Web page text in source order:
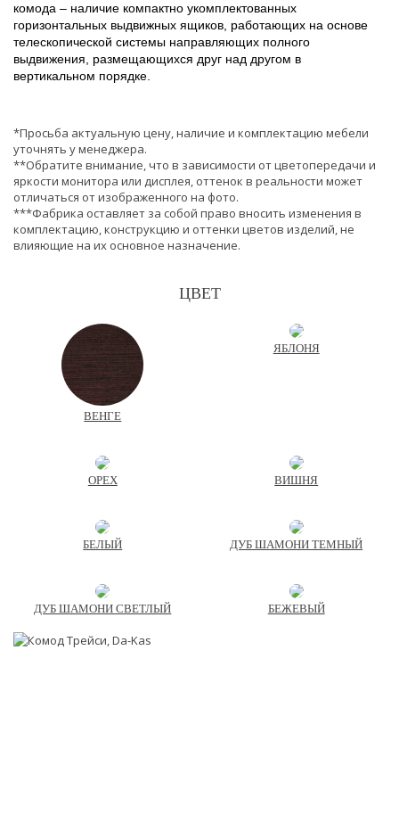
комода – наличие компактно укомплектованных
горизонтальных выдвижных ящиков, работающих на основе
телескопической системы направляющих полного
выдвижения, размещающихся друг над другом в
вертикальном порядке.
*Просьба актуальную цену, наличие и комплектацию мебели
уточнять у менеджера.
**Обратите внимание, что в зависимости от цветопередачи и
яркости монитора или дисплея, оттенок в реальности может
отличаться от изображенного на фото.
***Фабрика оставляет за собой право вносить изменения в
комплектацию, конструкцию и оттенки цветов изделий, не
влияющие на их основное назначение.
ЦВЕТ
ВЕНГЕ
ЯБЛОНЯ
ОРЕХ ВИШНЯ
БЕЛЫЙ ДУБ ШАМОНИ ТЕМНЫЙ
ДУБ ШАМОНИ СВЕТЛЫЙ БЕЖЕВЫЙ